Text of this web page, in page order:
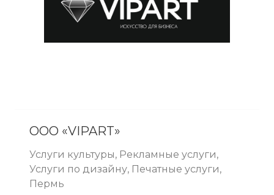
ООО «VIPART»
Услуги культуры, Рекламные услуги,
Услуги по дизайну, Печатные услуги,
Пермь